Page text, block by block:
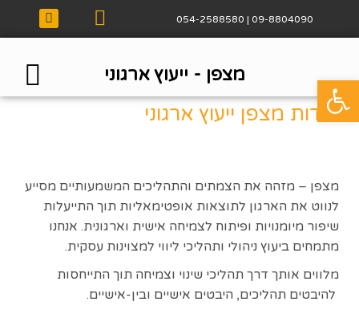
09-8804090 | 054-2588580
מצפן - ייעוץ ארגוני
אודות מצפן ייעוץ ארגוני
מצפן – מזהה את הצמתים והתהליכים המשמעותיים מסייע
לנווט את הארגון לתוצאות אופטימאליות תוך התייעלות
שיפור מיומנויות ופיתוח לצמיחה אישית וארגונית. אנחנו
מתמחים ביעוץ ניהולי ותהליכי ליווי למצוינות עסקית.
מלווים אותך דרך תהליכי שינוי וצמיחה תוך התייחסות
להיבטים תהליכים, היבטים אישיים ובין-אישיים.
פתח סרגל נגישות